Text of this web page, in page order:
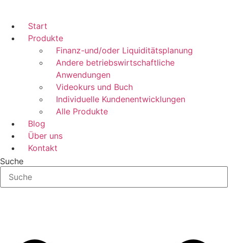
Start
Produkte
Finanz-und/oder Liquiditätsplanung
Andere betriebswirtschaftliche
Anwendungen
Videokurs und Buch
Individuelle Kundenentwicklungen
Alle Produkte
Blog
Über uns
Kontakt
Suche